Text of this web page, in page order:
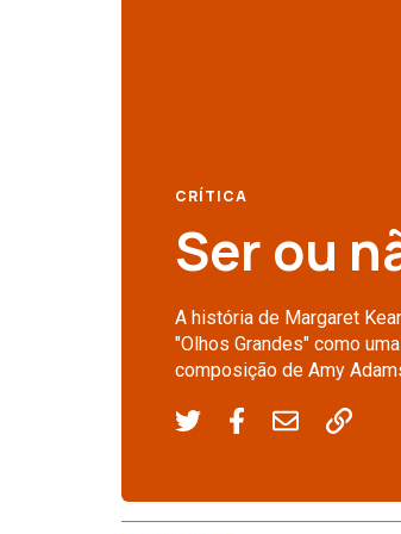
CRÍTICA
Ser ou
A história de Margaret
"Olhos Grandes" como
composição de Amy